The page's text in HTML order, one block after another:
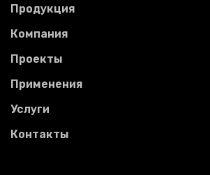
Продукция
Компания
Проекты
Применения
Услуги
Контакты